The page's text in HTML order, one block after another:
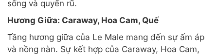
sống và quyến rũ.
Hương Giữa: Caraway, Hoa Cam, Quế
Tầng hương giữa của Le Male mang đến sự ấm áp
và nồng nàn. Sự kết hợp của Caraway, Hoa Cam,